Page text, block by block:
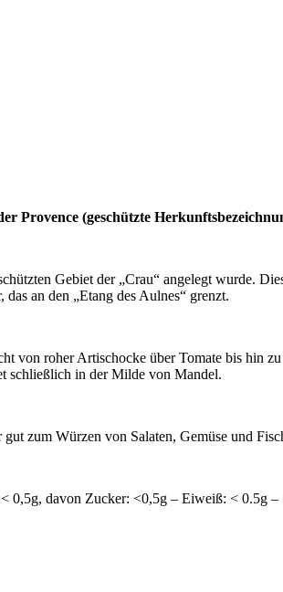
Provence (geschützte
Gebiet der „Crau“ angelegt wurde.
an den „Etang des Aulnes“ grenzt.
von roher Artischocke über Tomate bis hin
schließlich in der Milde von Mandel.
zum Würzen von Salaten, Gemüse und
0,5g, davon Zucker: <0,5g – Eiweiß: < 0.5g –